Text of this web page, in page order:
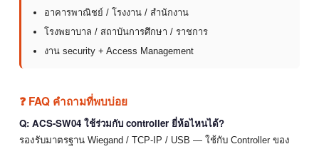
อาคารพาณิชย์ / โรงงาน / สำนักงาน
โรงพยาบาล / สถาบันการศึกษา / ราชการ
งาน security + Access Management
❓ FAQ คำถามที่พบบ่อย
Q: ACS-SW04 ใช้ร่วมกับ controller ยี่ห้อไหนได้?
รองรับมาตรฐาน Wiegand / TCP-IP / USB — ใช้กับ Controller ของ